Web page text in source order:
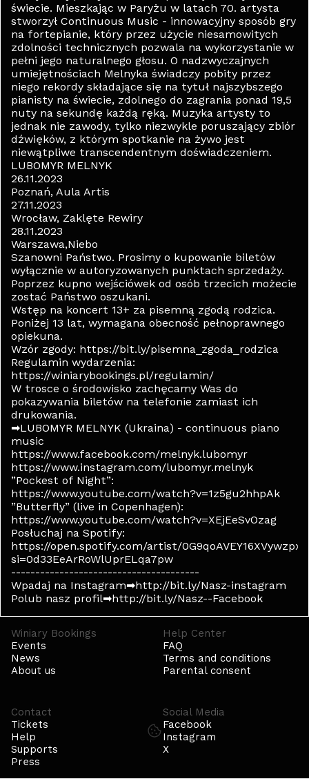
świecie. Mieszkając w Paryżu w latach 70. artysta
stworzył Continuous Music - innowacyjny sposób gry
na fortepianie, który przez użycie niesamowitych
zdolności technicznych pozwala na wykorzystanie w
pełni jego naturalnego głosu. O nadzwyczajnych
umiejętnościach Melnyka świadczy pobity przez
niego rekordy składające się na tytuł najszybszego
pianisty na świecie, zdolnego do zagrania ponad 19,5
nuty na sekundę każdą ręką. Muzyka artysty to
jednak nie zawody, tylko niezwykle poruszający zbiór
dźwięków, z którym spotkanie na żywo jest
niewątpliwe transcendentnym doświadczeniem.
LUBOMYR MELNYK
26.11.2023
Poznań, Aula Artis
27.11.2023
Wrocław, Zaklęte Rewiry
28.11.2023
Warszawa,Niebo
Szanowni Państwo. Prosimy o kupowanie biletów
wyłącznie w autoryzowanych punktach sprzedaży.
Poprzez kupno wejściówek od osób trzecich możecie
zostać Państwo oszukani.
Wstęp na koncert 13+ za pisemną zgodą rodzica.
Poniżej 13 lat, wymagana obecność pełnoprawnego
opiekuna.
Wzór zgody: https://bit.ly/pisemna_zgoda_rodzica
Regulamin wydarzenia:
https://winiarybookings.pl/regulamin/
W trosce o środowisko zachęcamy Was do
pokazywania biletów na telefonie zamiast ich
drukowania.
➡LUBOMYR MELNYK (Ukraina) - continuous piano
music
https://www.facebook.com/melnyk.lubomyr
https://www.instagram.com/lubomyr.melnyk
”Pockest of Night”:
https://www.youtube.com/watch?v=1z5gu2hhpAk
”Butterfly” (live in Copenhagen):
https://www.youtube.com/watch?v=XEjEeSvOzag
Posłuchaj na Spotify:
https://open.spotify.com/artist/
si=0d33EeArRoWlUprELqa7pw
---------------------------------------
Wpadaj na Instagram➡http://bit.ly/Nasz-instagram
Polub nasz profil➡http://bit.ly/Nasz--Facebook
Winiary Bookings
Events
News
About us
Help Center
FAQ
Terms and conditions
Parental consent
Contact
Tickets
Help
Supports
Press
Social Media
Facebook
Instagram
X